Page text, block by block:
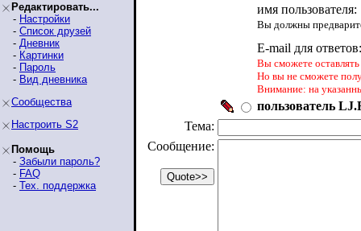
Редактировать...
- Настройки
- Список друзей
- Дневник
- Картинки
- Пароль
- Вид дневника
Сообщества
Настроить S2
Помощь
- Забыли пароль?
- FAQ
- Тех. поддержка
имя пользователя:
Вы должны
E-mail для
Вы сможете
Но вы не сможете
Внимание: на
пользователь
Тема:
Сообщение: